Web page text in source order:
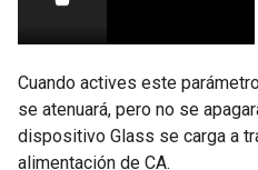
Cuando actives este
se atenuará, pero no se
dispositivo Glass se carga a
alimentación de CA.